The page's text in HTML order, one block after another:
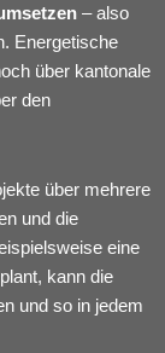
– also
Energetische
über kantonale
den
über mehrere
und die
eine
kann die
und so in jedem